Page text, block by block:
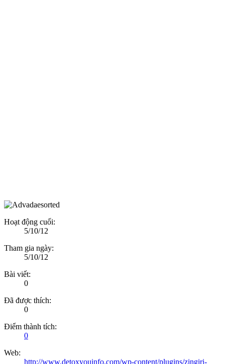
Hoạt động cuối:
5/10/12
Tham gia ngày:
5/10/12
Bài viết:
0
Đã được thích:
0
Điểm thành tích:
0
Web:
http://www.detoxyouinfo.com/wp-content/plugins/zingiri-